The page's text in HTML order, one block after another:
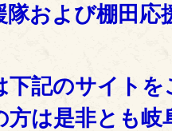
隊および棚田応
下記のサイト
方は是非とも岐